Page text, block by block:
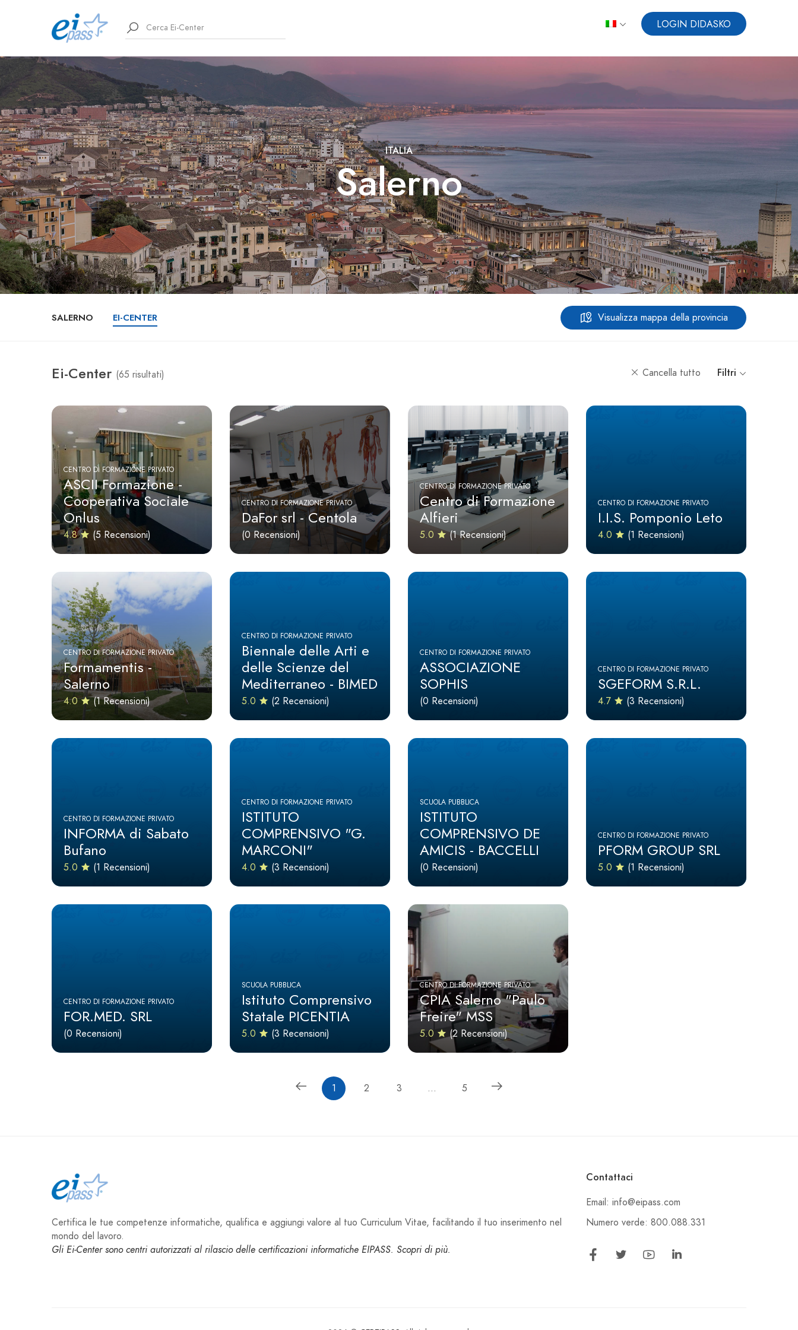
LOGIN DIDASKO
ITALIA
Salerno
SALERNO EI-CENTER Visualizza mappa della provincia
Ei-Center (65 risultati) Cancella tutto Filtri
CENTRO DI FORMAZIONE PRIVATO
ASCII Formazione -
Cooperativa Sociale
Onlus
4.8 (5 Recensioni)
CENTRO DI FORMAZIONE PRIVATO
DaFor srl - Centola
(0 Recensioni)
CENTRO DI FORMAZIONE PRIVATO
Centro di Formazione
Alfieri
5.0 (1 Recensioni)
CENTRO DI FORMAZIONE PRIVATO
I.I.S. Pomponio Leto
4.0 (1 Recensioni)
CENTRO DI FORMAZIONE PRIVATO
Formamentis -
Salerno
4.0 (1 Recensioni)
CENTRO DI FORMAZIONE PRIVATO
Biennale delle Arti e
delle Scienze del
Mediterraneo - BIMED
5.0 (2 Recensioni)
CENTRO DI FORMAZIONE PRIVATO
ASSOCIAZIONE
SOPHIS
(0 Recensioni)
CENTRO DI FORMAZIONE PRIVATO
SGEFORM S.R.L.
4.7 (3 Recensioni)
CENTRO DI FORMAZIONE PRIVATO
INFORMA di Sabato
Bufano
5.0 (1 Recensioni)
CENTRO DI FORMAZIONE PRIVATO
ISTITUTO
COMPRENSIVO "G.
MARCONI"
4.0 (3 Recensioni)
SCUOLA PUBBLICA
ISTITUTO
COMPRENSIVO DE
AMICIS - BACCELLI
(0 Recensioni)
CENTRO DI FORMAZIONE PRIVATO
PFORM GROUP SRL
5.0 (1 Recensioni)
CENTRO DI FORMAZIONE PRIVATO
FOR.MED. SRL
(0 Recensioni)
SCUOLA PUBBLICA
Istituto Comprensivo
Statale PICENTIA
5.0 (3 Recensioni)
CENTRO DI FORMAZIONE PRIVATO
CPIA Salerno "Paulo
Freire" MSS
5.0 (2 Recensioni)
1 2 3 ... 5
Certifica le tue competenze informatiche, qualifica e aggiungi valore al tuo Curriculum Vitae, facilitando il tuo inserimento nel
mondo del lavoro.
Gli Ei-Center sono centri autorizzati al rilascio delle certificazioni informatiche EIPASS. Scopri di più.
Contattaci
Email: info@eipass.com
Numero verde: 800.088.331